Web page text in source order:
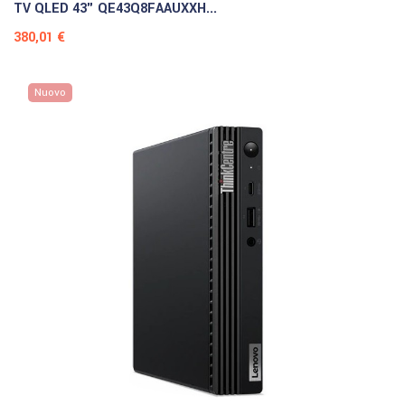
TV QLED 43" QE43Q8FAAUXXH...
Prezzo
380,01 €
Nuovo